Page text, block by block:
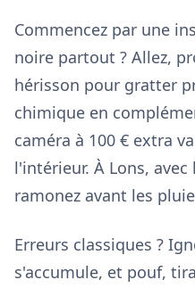
Commencez par une
noire partout ? Allez,
hérisson pour gratter
chimique en
caméra à 100 € extra
l'intérieur. À Lons,
ramonez avant les
Erreurs classiques ?
s'accumule, et pouf,